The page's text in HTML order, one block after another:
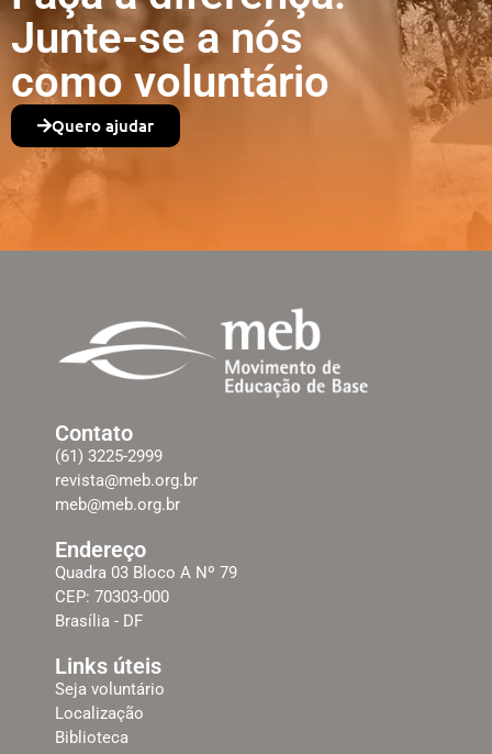
Junte-se a nós
como voluntário
Quero ajudar
Contato
(61) 3225-2999
revista@meb.org.br
meb@meb.org.br
Endereço
Quadra 03 Bloco A Nº 79
CEP: 70303-000
Brasília - DF
Links úteis
Seja voluntário
Localização
Biblioteca